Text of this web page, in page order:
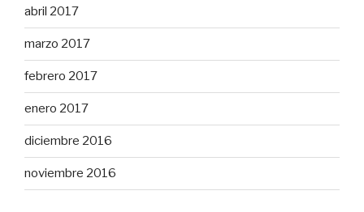
abril 2017
marzo 2017
febrero 2017
enero 2017
diciembre 2016
noviembre 2016